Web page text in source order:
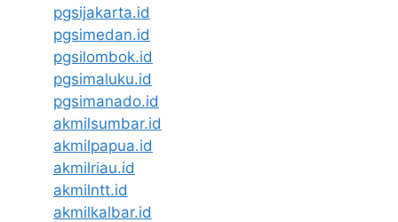
pgsijakarta.id
pgsimedan.id
pgsilombok.id
pgsimaluku.id
pgsimanado.id
akmilsumbar.id
akmilpapua.id
akmilriau.id
akmilntt.id
akmilkalbar.id